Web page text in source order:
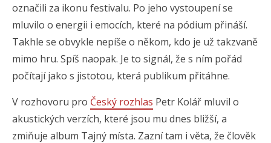
označili za ikonu festivalu. Po jeho vystoupení se
mluvilo o energii i emocích, které na pódium přináší.
Takhle se obvykle nepíše o někom, kdo je už takzvaně
mimo hru. Spíš naopak. Je to signál, že s ním pořád
počítají jako s jistotou, která publikum přitáhne.
V rozhovoru pro Český rozhlas Petr Kolář mluvil o
akustických verzích, které jsou mu dnes bližší, a
zmiňuje album Tajný místa. Zazní tam i věta, že člověk